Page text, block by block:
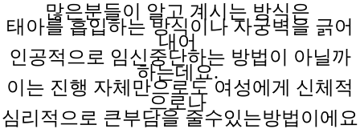
많은분들이 알고 계시는 방식은
태아를 흡입하는방식이나자궁벽을 긁어
내어
인공적으로 임신중단하는 방법이 아닐까
하는데요.
이는 진행 자체만으로도여성에게 신체적
으로나
심리적으로 큰부담을 줄수있는방법이에요